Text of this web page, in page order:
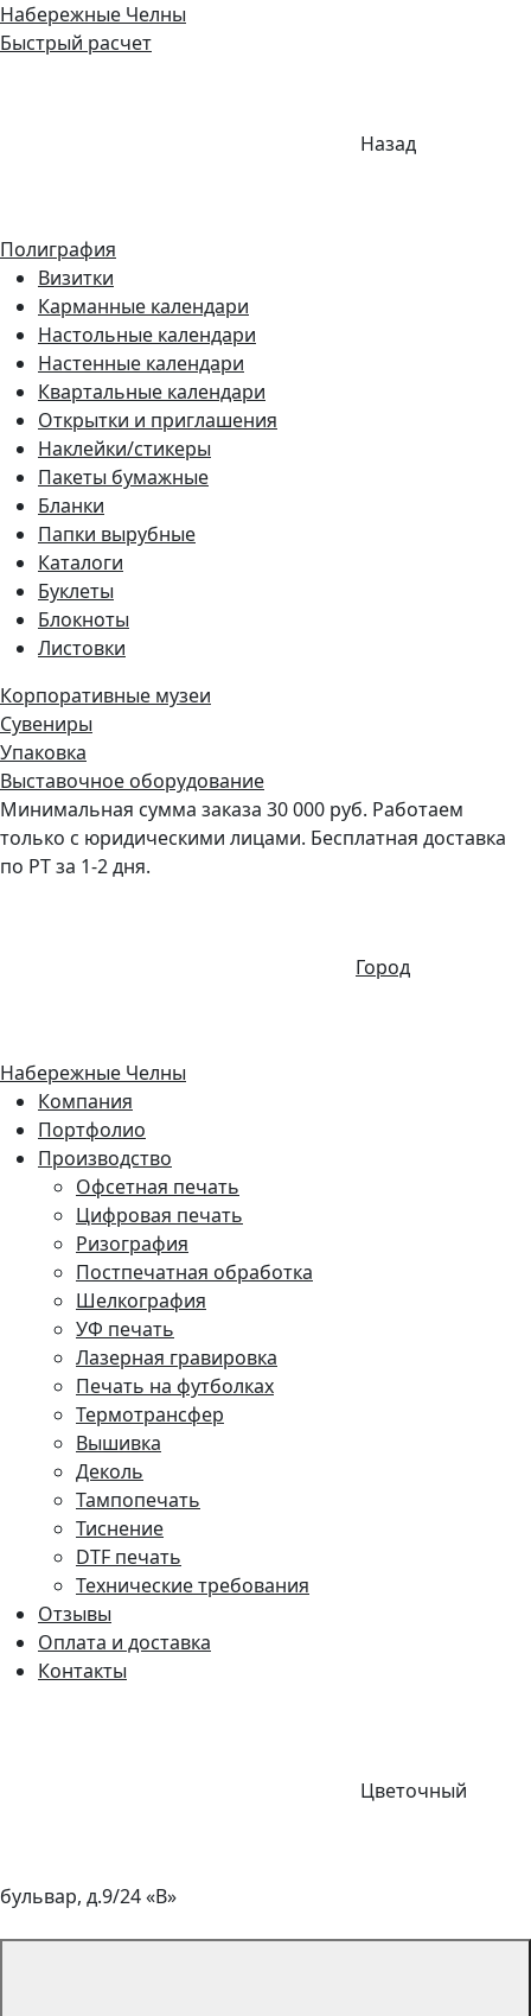
Набережные Челны
Быстрый расчет
Назад
Полиграфия
Визитки
Карманные календари
Настольные календари
Настенные календари
Квартальные календари
Открытки и приглашения
Наклейки/стикеры
Пакеты бумажные
Бланки
Папки вырубные
Каталоги
Буклеты
Блокноты
Листовки
Корпоративные музеи
Сувениры
Упаковка
Выставочное оборудование
Минимальная сумма заказа 30 000 руб. Работаем
только с юридическими лицами. Бесплатная доставка
по РТ за 1-2 дня.
Город
Набережные Челны
Компания
Портфолио
Производство
Офсетная печать
Цифровая печать
Ризография
Постпечатная обработка
Шелкография
УФ печать
Лазерная гравировка
Печать на футболках
Термотрансфер
Вышивка
Деколь
Тампопечать
Тиснение
DTF печать
Технические требования
Отзывы
Оплата и доставка
Контакты
Цветочный
бульвар, д.9/24 «В»